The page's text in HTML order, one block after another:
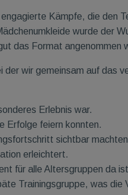
Kämpfe, die den
wurde der
das Format angenommen
wir gemeinsam auf das
Erlebnis war.
Erfolge feiern konnten.
sichtbar
erleichtert.
für alle Altersgruppen da
Trainingsgruppe, was die